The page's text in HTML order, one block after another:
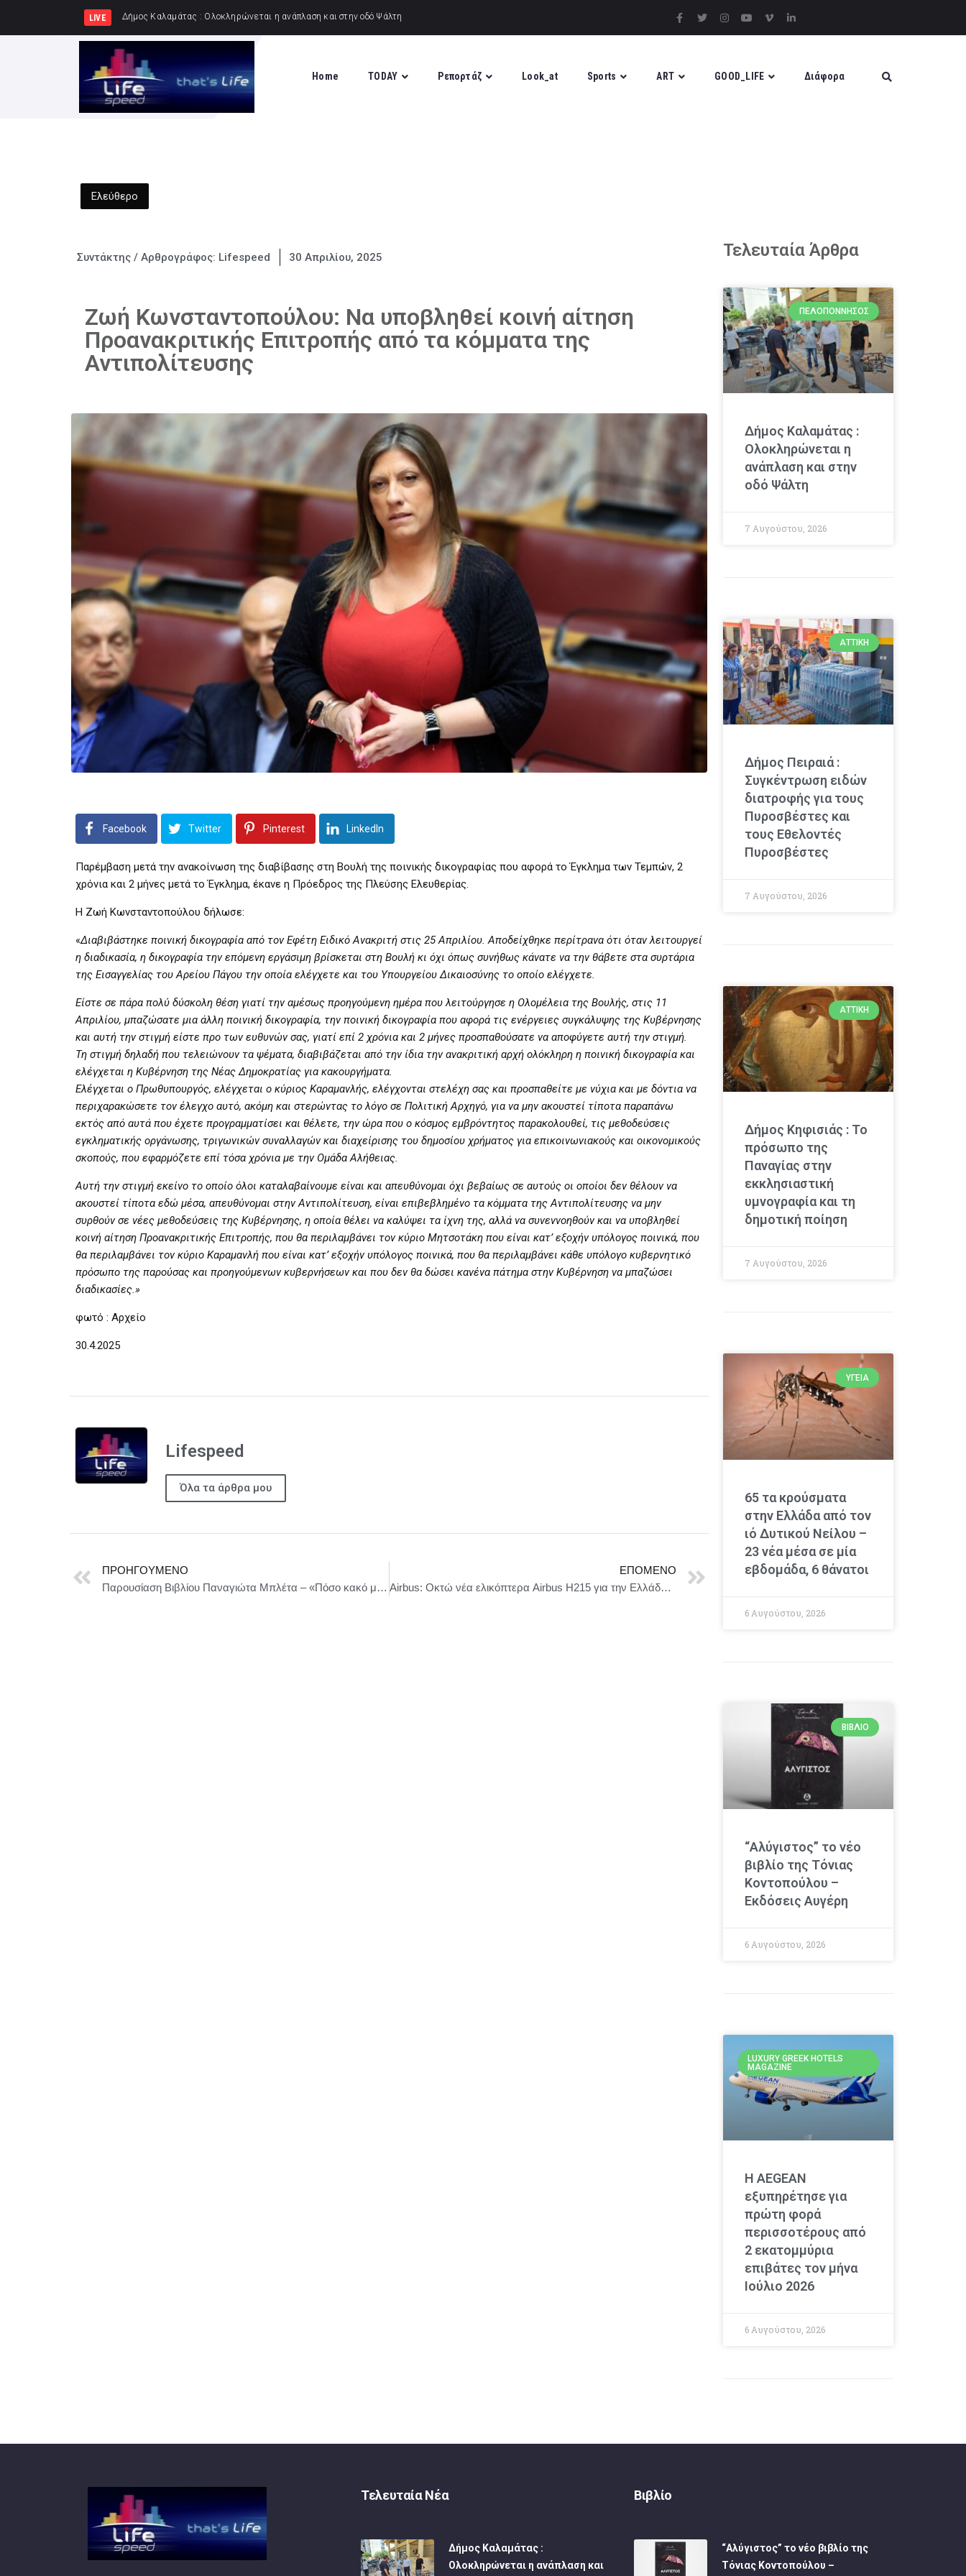
LIVE Δήμος Πειραιά : Συγκέντρωσ
Home TODAY Ρεπορτάζ Look_at Sports ART GOOD_LIFE Διάφορα
Ελεύθερο
Συντάκτης / Αρθρογράφος: Lifespeed 30 Απριλίου, 2025
Ζωή Κωνσταντοπούλου: Να υποβληθεί κοινή αίτηση
Προανακριτικής Επιτροπής από τα κόμματα της
Αντιπολίτευσης
Facebook Twitter Pinterest LinkedIn
Παρέμβαση μετά την ανακοίνωση της διαβίβασης στη Βουλή της ποινικής δικογραφίας που αφορά το Έγκλημα των Τεμπών, 2
χρόνια και 2 μήνες μετά το Έγκλημα, έκανε η Πρόεδρος της Πλεύσης Ελευθερίας.
Η Ζωή Κωνσταντοπούλου δήλωσε:
«Διαβιβάστηκε ποινική δικογραφία από τον Εφέτη Ειδικό Ανακριτή στις 25 Απριλίου. Αποδείχθηκε περίτρανα ότι όταν λειτουργεί
η διαδικασία, η δικογραφία την επόμενη εργάσιμη βρίσκεται στη Βουλή κι όχι όπως συνήθως κάνατε να την θάβετε στα συρτάρια
της Εισαγγελίας του Αρείου Πάγου την οποία ελέγχετε και του Υπουργείου Δικαιοσύνης το οποίο ελέγχετε.
Είστε σε πάρα πολύ δύσκολη θέση γιατί την αμέσως προηγούμενη ημέρα που λειτούργησε η Ολομέλεια της Βουλής, στις 11
Απριλίου, μπαζώσατε μια άλλη ποινική δικογραφία, την ποινική δικογραφία που αφορά τις ενέργειες συγκάλυψης της Κυβέρνησης
και αυτή την στιγμή είστε προ των ευθυνών σας, γιατί επί 2 χρόνια και 2 μήνες προσπαθούσατε να αποφύγετε αυτή την στιγμή.
Τη στιγμή δηλαδή που τελειώνουν τα ψέματα, διαβιβάζεται από την ίδια την ανακριτική αρχή ολόκληρη η ποινική δικογραφία και
ελέγχεται η Κυβέρνηση της Νέας Δημοκρατίας για κακουργήματα.
Ελέγχεται ο Πρωθυπουργός, ελέγχεται ο κύριος Καραμανλής, ελέγχονται στελέχη σας και προσπαθείτε με νύχια και με δόντια να
περιχαρακώσετε τον έλεγχο αυτό, ακόμη και στερώντας το λόγο σε Πολιτική Αρχηγό, για να μην ακουστεί τίποτα παραπάνω
εκτός από αυτά που έχετε προγραμματίσει και θέλετε, την ώρα που ο κόσμος εμβρόντητος παρακολουθεί, τις μεθοδεύσεις
εγκληματικής οργάνωσης, τριγωνικών συναλλαγών και διαχείρισης του δημοσίου χρήματος για επικοινωνιακούς και οικονομικούς
σκοπούς, που εφαρμόζετε επί τόσα χρόνια με την Ομάδα Αλήθειας.
Αυτή την στιγμή εκείνο το οποίο όλοι καταλαβαίνουμε είναι και απευθύνομαι όχι βεβαίως σε αυτούς οι οποίοι δεν θέλουν να
ακουστεί τίποτα εδώ μέσα, απευθύνομαι στην Αντιπολίτευση, είναι επιβεβλημένο τα κόμματα της Αντιπολίτευσης να μην
συρθούν σε νέες μεθοδεύσεις της Κυβέρνησης, η οποία θέλει να καλύψει τα ίχνη της, αλλά να συνεννοηθούν και να υποβληθεί
κοινή αίτηση Προανακριτικής Επιτροπής, που θα περιλαμβάνει τον κύριο Μητσοτάκη που είναι κατ’ εξοχήν υπόλογος ποινικά, που
θα περιλαμβάνει τον κύριο Καραμανλή που είναι κατ’ εξοχήν υπόλογος ποινικά, που θα περιλαμβάνει κάθε υπόλογο κυβερνητικό
πρόσωπο της παρούσας και προηγούμενων κυβερνήσεων και που δεν θα δώσει κανένα πάτημα στην Κυβέρνηση να μπαζώσει
διαδικασίες.»
φωτό : Αρχείο
30.4.2025
Lifespeed
Όλα τα άρθρα μου
ΠΡΟΗΓΟΎΜΕΝΟ
Παρουσίαση Βιβλίου Παναγιώτα Μπλέτα – «Πόσο κακό μας κάνει ο ανταγωνισμός;»
ΕΠΌΜΕΝΟ
Airbus: Οκτώ νέα ελικόπτερα Airbus H215 για την Ελλάδα για την αντιμετώπιση των δασικών πυρκαγιών
Τελευταία Άρθρα
ΠΕΛΟΠΌΝΝΗΣΟΣ
Δήμος Καλαμάτας :
Ολοκληρώνεται η
ανάπλαση και στην
οδό Ψάλτη
7 Αυγούστου, 2026
ΑΤΤΙΚΉ
Δήμος Πειραιά :
Συγκέντρωση ειδών
διατροφής για τους
Πυροσβέστες και
τους Εθελοντές
Πυροσβέστες
7 Αυγούστου, 2026
ΑΤΤΙΚΉ
Δήμος Κηφισιάς : Το
πρόσωπο της
Παναγίας στην
εκκλησιαστική
υμνογραφία και τη
δημοτική ποίηση
7 Αυγούστου, 2026
ΥΓΕΊΑ
65 τα κρούσματα
στην Ελλάδα από τον
ιό Δυτικού Νείλου –
23 νέα μέσα σε μία
εβδομάδα, 6 θάνατοι
6 Αυγούστου, 2026
ΒΙΒΛΊΟ
“Αλύγιστος” το νέο
βιβλίο της Τόνιας
Κοντοπούλου –
Εκδόσεις Αυγέρη
6 Αυγούστου, 2026
LUXURY GREEK HOTELS
MAGAZINE
Η AEGEAN
εξυπηρέτησε για
πρώτη φορά
περισσοτέρους από
2 εκατομμύρια
επιβάτες τον μήνα
Ιούλιο 2026
6 Αυγούστου, 2026
Τελευταία Νέα
Δήμος Καλαμάτας :
Ολοκληρώνεται η ανάπλαση και
Βιβλίο
“Αλύγιστος” το νέο βιβλίο της
Τόνιας Κοντοπούλου –